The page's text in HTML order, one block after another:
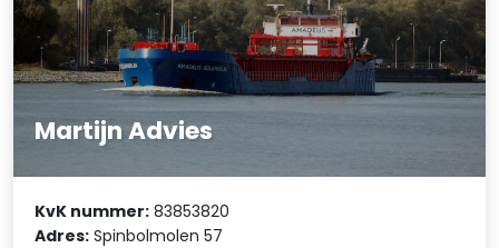
Martijn Advies
KvK nummer: 83853820
Adres: Spinbolmolen 57